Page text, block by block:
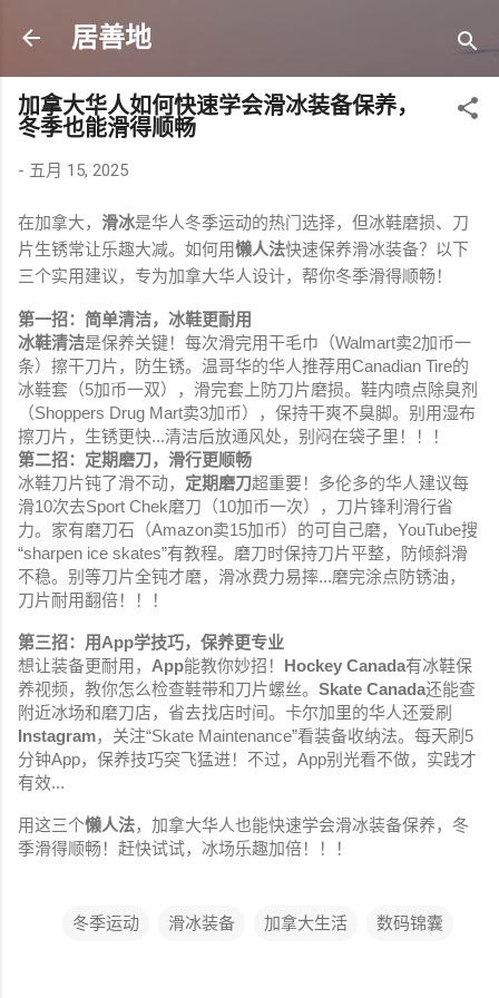
居善地
加拿大华人如何快速学会滑冰装备保养，
冬季也能滑得顺畅
- 五月 15, 2025
在加拿大， 滑冰是华人冬季运动的热门选择，但冰鞋磨损、刀
片生锈常让乐趣大减。如何用懒人法快速保养滑冰装备？以下
三个实用建议，专为加拿大华人设计，帮你冬季滑得顺畅！
第一招：简单清洁，冰鞋更耐用
冰鞋清洁是保养关键！每次滑完用干毛巾（Walmart卖2加币一
条）擦干刀片，防生锈。温哥华的华人推荐用Canadian Tire的
冰鞋套（5加币一双），滑完套上防刀片磨损。鞋内喷点除臭剂
（Shoppers Drug Mart卖3加币），保持干爽不臭脚。别用湿布
擦刀片，生锈更快...清洁后放通风处，别闷在袋子里！！！
第二招：定期磨刀，滑行更顺畅
冰鞋刀片钝了滑不动， 定期磨刀超重要！多伦多的华人建议每
滑10次去Sport Chek磨刀（10加币一次），刀片锋利滑行省
力。家有磨刀石（Amazon卖15加币）的可自己磨，YouTube搜
“sharpen ice skates”有教程。磨刀时保持刀片平整，防倾斜滑
不稳。别等刀片全钝才磨，滑冰费力易摔...磨完涂点防锈油，
刀片耐用翻倍！！！
第三招：用App学技巧，保养更专业
想让装备更耐用， App能教你妙招！ Hockey Canada有冰鞋保
养视频，教你怎么检查鞋带和刀片螺丝。 Skate Canada还能查
附近冰场和磨刀店，省去找店时间。卡尔加里的华人还爱刷
Instagram，关注“Skate Maintenance”看装备收纳法。每天刷5
分钟App，保养技巧突飞猛进！不过，App别光看不做，实践才
有效...
用这三个懒人法，加拿大华人也能快速学会滑冰装备保养，冬
季滑得顺畅！赶快试试，冰场乐趣加倍！！！
冬季运动 滑冰装备 加拿大生活 数码锦囊